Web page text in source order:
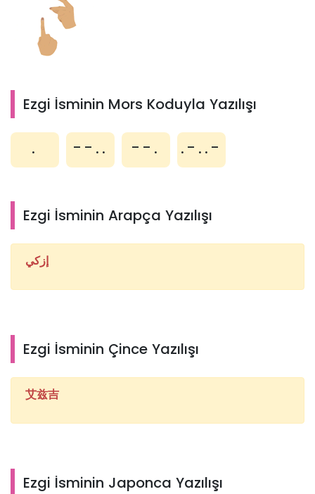
Ezgi İsminin Mors Koduyla Yazılışı
. --.. --. .-..-
Ezgi İsminin Arapça Yazılışı
إزكي
Ezgi İsminin Çince Yazılışı
艾兹吉
Ezgi İsminin Japonca Yazılışı